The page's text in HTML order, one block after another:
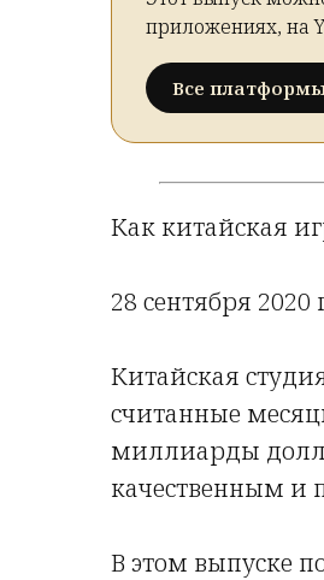
приложениях, на
Все
Как китайская
28 сентября
Китайская
считанные
миллиарды
качественным и
В этом выпуске